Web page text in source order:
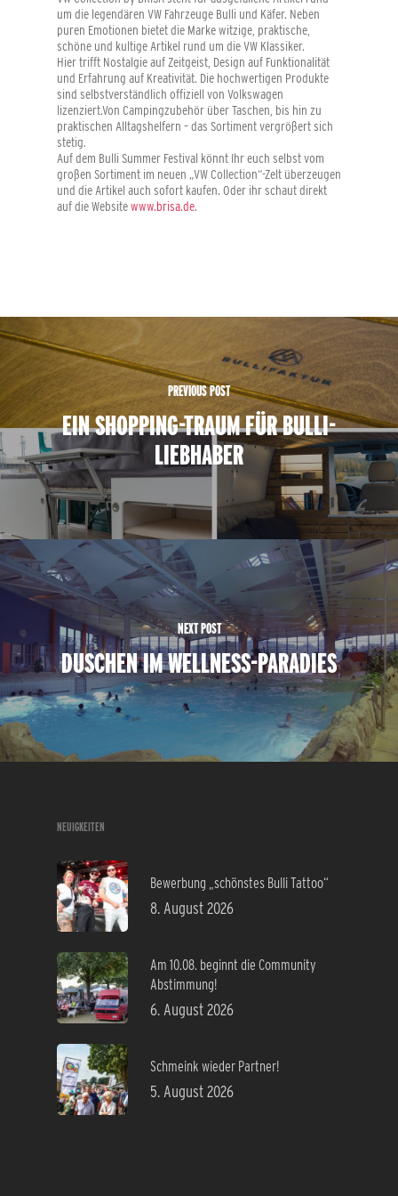
um die legendären VW Fahrzeuge Bulli und Käfer. Neben
puren Emotionen bietet die Marke witzige, praktische,
schöne und kultige Artikel rund um die VW Klassiker.
Hier trifft Nostalgie auf Zeitgeist, Design auf Funktionalität
und Erfahrung auf Kreativität. Die hochwertigen Produkte
sind selbstverständlich offiziell von Volkswagen
lizenziert.Von Campingzubehör über Taschen, bis hin zu
praktischen Alltagshelfern – das Sortiment vergrößert sich
stetig.
Auf dem Bulli Summer Festival könnt Ihr euch selbst vom
großen Sortiment im neuen „VW Collection“-Zelt überzeugen
und die Artikel auch sofort kaufen. Oder ihr schaut direkt
auf die Websitewww.brisa.de.
PREVIOUS POST
EIN SHOPPING-TRAUM FÜR BULLI-
LIEBHABER
NEXT POST
DUSCHEN IM WELLNESS-PARADIES
NEUIGKEITEN
Bewerbung „schönstes Bulli Tattoo“
8. August 2026
Am 10.08. beginnt die Community
Abstimmung!
6. August 2026
Schmeink wieder Partner!
5. August 2026